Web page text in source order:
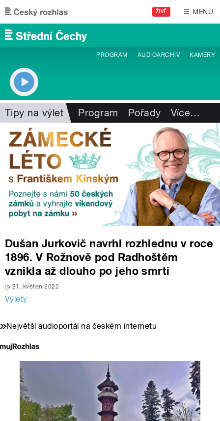
Přejít k hlavnímu obsahu
ŽIVĚ MENU
PROGRAM AUDIOARCHIV KAMERY
Tipy na výlet Program Pořady Více…
Dušan Jurkovič navrhl rozhlednu v roce
1896. V Rožnově pod Radhoštěm
vznikla až dlouho po jeho smrti
21. květen 2022
Výlety
Největší audioportál na českém internetu